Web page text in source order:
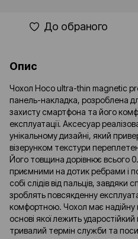
До обраного
Опис
Чохол Hoco ultra-thin magnetic
панель-накладка, розроблена
захисту смартфона та його
експлуатації. Аксесуар
унікальному дизайні, який
візерунком текстури
Його товщина дорівнює всього
приємними на дотик ребрами і
собі слідів від пальців,
зроблять повсякденну
комфортною. Чохол має надійну
основі якої лежить
тривалий термін служби та